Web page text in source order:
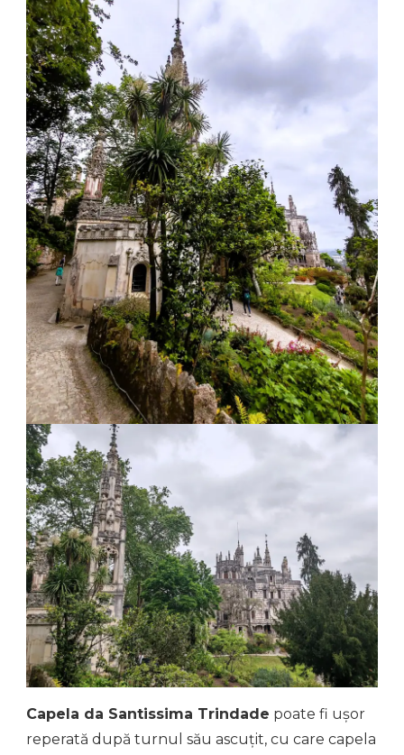
Capela da Santissima Trindade poate fi ușor
reperată după turnul său ascuțit, cu care capela